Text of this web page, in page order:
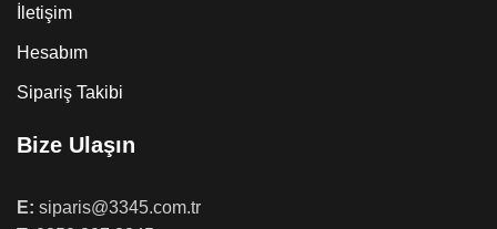
İletişim
Hesabım
Sipariş Takibi
Bize Ulaşın
E: siparis@3345.com.tr